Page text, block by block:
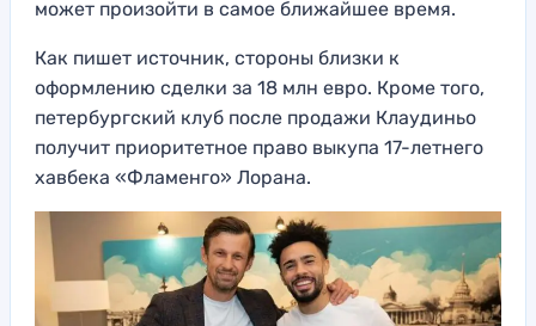
может произойти в самое ближайшее время.
Как пишет источник, стороны близки к
оформлению сделки за 18 млн евро. Кроме того,
петербургский клуб после продажи Клаудиньо
получит приоритетное право выкупа 17-летнего
хавбека «Фламенго» Лорана.